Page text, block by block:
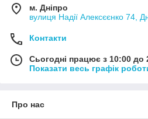
м. Дніпро
вулиця Надії Алексєєнко 74,
Контакти
Сьогодні працює з 10:00 до
Показати весь графік
Про нас